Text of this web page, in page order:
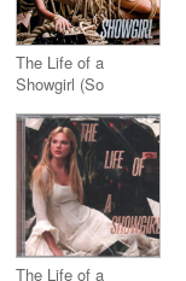
The Life of a
Showgirl (So
Version)
The Life of a